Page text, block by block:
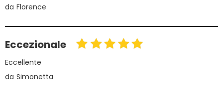
da Florence
Eccezionale
Eccellente
da Simonetta